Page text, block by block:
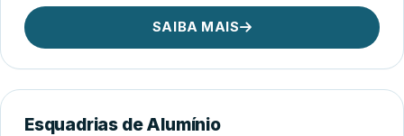
SAIBA MAIS
Esquadrias de Alumínio